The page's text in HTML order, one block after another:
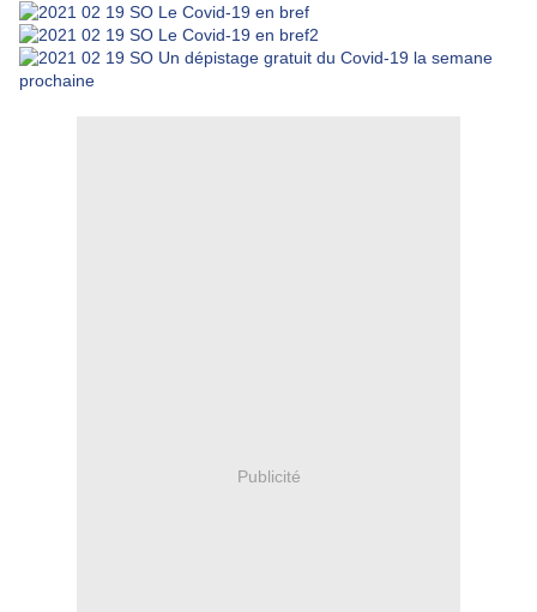
Publicité